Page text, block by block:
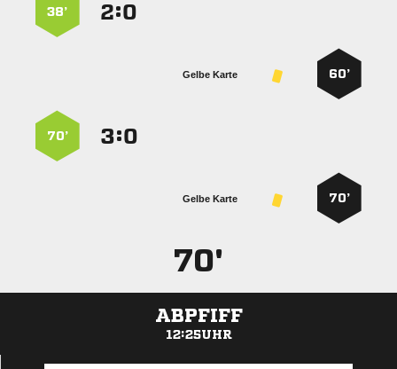
:
38’
60’
Gelbe Karte
:
70’
70’
Gelbe Karte
70'
ABPFIFF
12:25UHR
ANZEIGE